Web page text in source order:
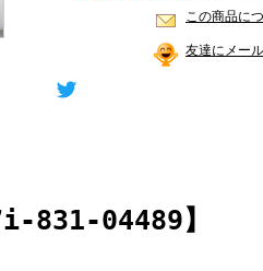
この商品に
友達にメー
831-04489】